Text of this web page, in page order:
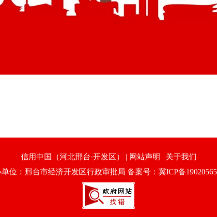
信用中国（河北邢台·开发区） | 网站声明 | 关于我们
位：邢台市经济开发区行政审批局 备案号：冀ICP备